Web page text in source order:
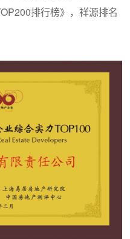
排行榜》，祥源排名